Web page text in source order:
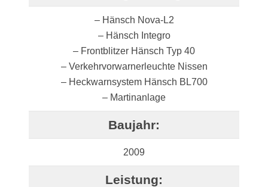
– Hänsch Nova-L2
– Hänsch Integro
– Frontblitzer Hänsch Typ 40
– Verkehrvorwarnerleuchte Nissen
– Heckwarnsystem Hänsch BL700
– Martinanlage
Baujahr:
2009
Leistung: